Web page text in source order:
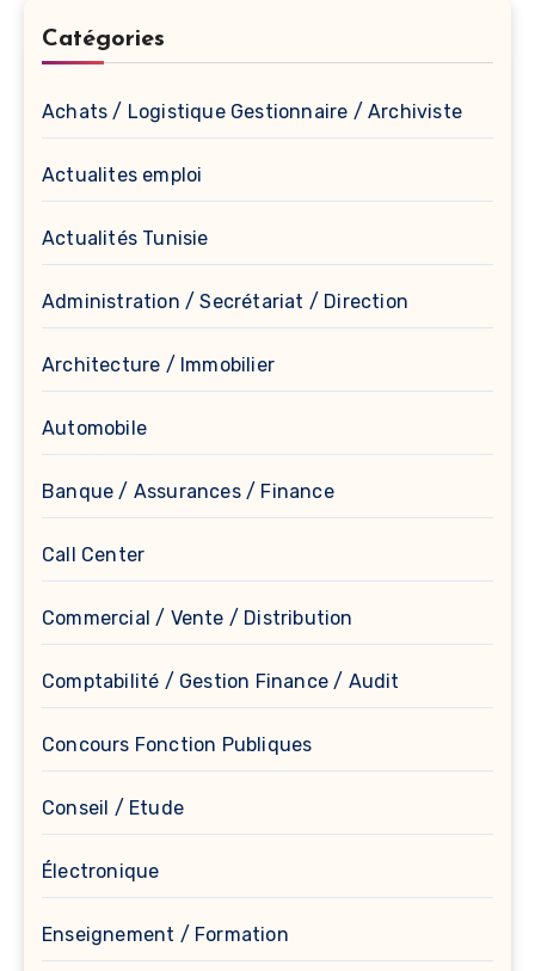
Catégories
Achats / Logistique Gestionnaire / Archiviste
Actualites emploi
Actualités Tunisie
Administration / Secrétariat / Direction
Architecture / Immobilier
Automobile
Banque / Assurances / Finance
Call Center
Commercial / Vente / Distribution
Comptabilité / Gestion Finance / Audit
Concours Fonction Publiques
Conseil / Etude
Électronique
Enseignement / Formation